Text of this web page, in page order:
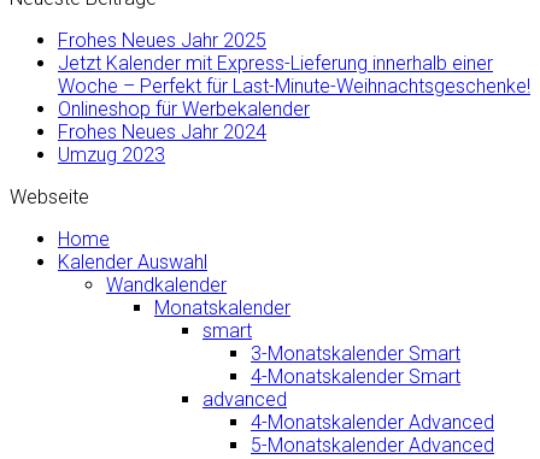
Frohes Neues Jahr 2025
Jetzt Kalender mit Express-Lieferung innerhalb einer
Woche – Perfekt für Last-Minute-Weihnachtsgeschenke!
Onlineshop für Werbekalender
Frohes Neues Jahr 2024
Umzug 2023
Webseite
Home
Kalender Auswahl
Wandkalender
Monatskalender
smart
3-Monatskalender Smart
4-Monatskalender Smart
advanced
4-Monatskalender Advanced
5-Monatskalender Advanced